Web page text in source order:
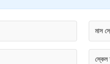
মাস
স্কেল